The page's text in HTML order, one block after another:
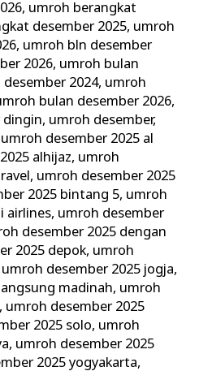
, umroh berangkat
desember 2025, umroh
, umroh bln desember
2026, umroh bulan
2024, umroh
bulan desember 2026,
dingin, umroh desember,
umroh desember 2025 al
alhijaz, umroh
, umroh desember 2025
2025 bintang 5, umroh
airlines, umroh desember
desember 2025 dengan
2025 depok, umroh
umroh desember 2025 jogja,
madinah, umroh
, umroh desember 2025
2025 solo, umroh
, umroh desember 2025
2025 yogyakarta,